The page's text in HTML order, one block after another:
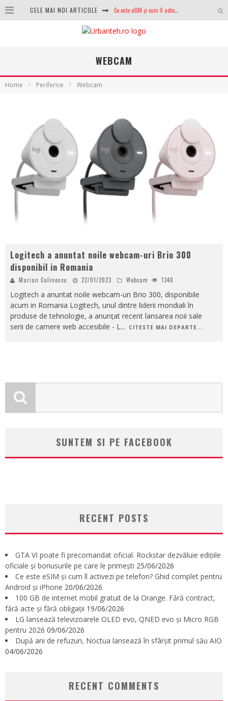
CELE MAI NOI ARTICOLE Ce este eSIM și cum îl activezi pe telefon? Ghid complet pentru Android și iPhone
NVIDIA avertizează: memoria RAM și SSD-urile ar putea deveni și mai scumpe în perioada următoare
GTA VI poate fi precomandat oficial. Rockstar dezvăluie edițiile oficiale și bonusurile pe care le primești
WEBCAM
Home Periferice Webcam
Logitech a anuntat noile webcam-uri Brio 300
disponibil in Romania
Marian Calinescu 22/01/2023 Webcam 1340
Logitech a anuntat noile webcam-uri Brio 300, disponibile
acum in Romania Logitech, unul dintre liderii mondiali în
produse de tehnologie, a anunțat recent lansarea noii sale
serii de camere web accesibile - L... CITESTE MAI DEPARTE...
SUNTEM SI PE FACEBOOK
RECENT POSTS
GTA VI poate fi precomandat oficial. Rockstar dezvăluie edițiile
oficiale și bonusurile pe care le primești 25/06/2026
Ce este eSIM și cum îl activezi pe telefon? Ghid complet pentru
Android și iPhone 20/06/2026
100 GB de internet mobil gratuit de la Orange. Fără contract,
fără acte și fără obligații 19/06/2026
LG lansează televizoarele OLED evo, QNED evo și Micro RGB
pentru 2026 09/06/2026
După ani de refuzuri, Noctua lansează în sfârșit primul său AIO
04/06/2026
RECENT COMMENTS